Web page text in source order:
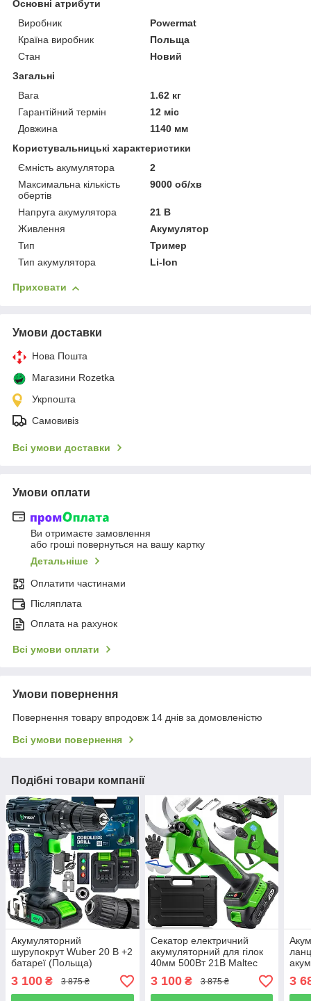
Основні атрибути
Виробник
Powermat
Країна виробник
Польща
Стан
Новий
Загальні
Вага
1.62 кг
Гарантійний термін
12 міс
Довжина
1140 мм
Користувальницькі характеристики
Ємність акумулятора
2
Максимальна кількість
обертів
9000 об/хв
Напруга акумулятора
21 В
Живлення
Акумулятор
Тип
Тример
Тип акумулятора
Li-Ion
Приховати
Умови доставки
Нова Пошта
Магазини Rozetka
Укрпошта
Самовивіз
Всі умови доставки
Умови оплати
Ви отримаєте замовлення
або гроші повернуться на вашу картку
Детальніше
Оплатити частинами
Післяплата
Оплата на рахунок
Всі умови оплати
Умови повернення
Повернення товару впродовж 14 днів за домовленістю
Всі умови повернення
Подібні товари компанії
Акумуляторний
шурупокрут Wuber 20 В +2
батареї (Польща)
3 100 ₴ 3 875 ₴
Секатор електричний
акумуляторний для гілок
40мм 500Вт 21В Maltec
(Польща)
3 100₴ 3 875 ₴
2
3